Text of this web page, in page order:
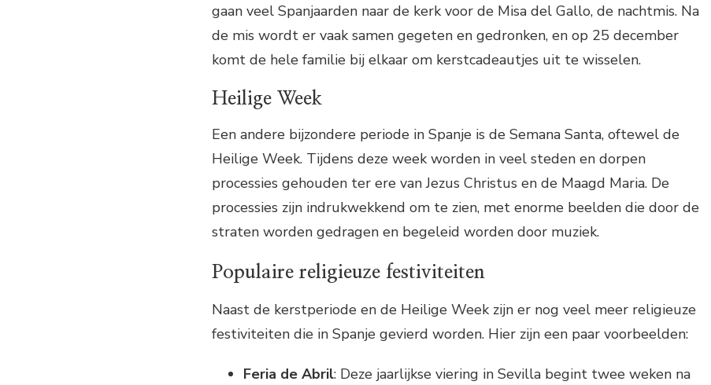
gaan veel Spanjaarden naar de kerk voor de Misa del Gallo, de nachtmis. Na
de mis wordt er vaak samen gegeten en gedronken, en op 25 december
komt de hele familie bij elkaar om kerstcadeautjes uit te wisselen.
Heilige Week
Een andere bijzondere periode in Spanje is de Semana Santa, oftewel de
Heilige Week. Tijdens deze week worden in veel steden en dorpen
processies gehouden ter ere van Jezus Christus en de Maagd Maria. De
processies zijn indrukwekkend om te zien, met enorme beelden die door de
straten worden gedragen en begeleid worden door muziek.
Populaire religieuze festiviteiten
Naast de kerstperiode en de Heilige Week zijn er nog veel meer religieuze
festiviteiten die in Spanje gevierd worden. Hier zijn een paar voorbeelden:
Feria de Abril: Deze jaarlijkse viering in Sevilla begint twee weken na